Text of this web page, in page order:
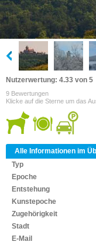
Nutzerwertung: 4.33 von 5
9 Bewertungen
Klicke auf die Sterne um das
Alle Informationen im
Typ
Epoche
Entstehung
Kunstepoche
Zugehörigkeit
Stadt
E-Mail